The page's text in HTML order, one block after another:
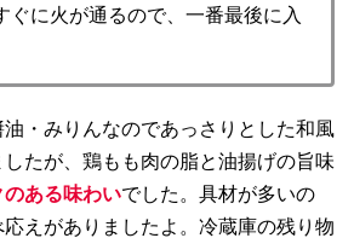
ぐに火が通るので、一番最後に入
・みりんなのであっさりとした和風
たが、鶏もも肉の脂と油揚げの旨味
のある味わいでした。具材が多いの
えがありましたよ。冷蔵庫の残り物